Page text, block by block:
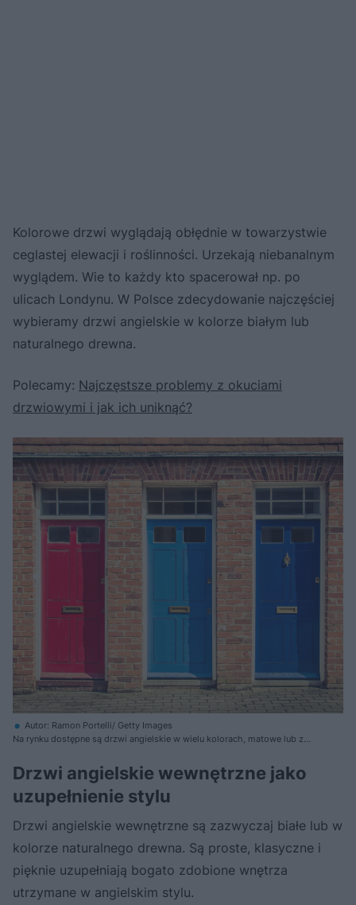
Kolorowe drzwi wyglądają obłędnie w towarzystwie
ceglastej elewacji i roślinności. Urzekają niebanalnym
wyglądem. Wie to każdy kto spacerował np. po
ulicach Londynu. W Polsce zdecydowanie najczęściej
wybieramy drzwi angielskie w kolorze białym lub
naturalnego drewna.
Polecamy: Najczęstsze problemy z okuciami
drzwiowymi i jak ich uniknąć?
Autor: Ramon Portelli/ Getty Images
Na rynku dostępne są drzwi angielskie w wielu kolorach, matowe lub z
Drzwi angielskie wewnętrzne jako
uzupełnienie stylu
Drzwi angielskie wewnętrzne są zazwyczaj białe lub w
kolorze naturalnego drewna. Są proste, klasyczne i
pięknie uzupełniają bogato zdobione wnętrza
utrzymane w angielskim stylu.